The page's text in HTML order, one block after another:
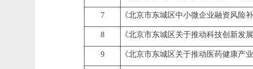
7 《北京市东城区中小微企业融资风险
8 《北京市东城区关于推动科技创新发
9 《北京市东城区关于推动医药健康产